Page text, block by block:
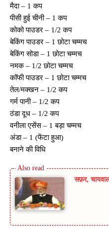
मैदा – 1 कप
पीसी हुई चीनी – 1 कप
कोको पाउडर – 1/2 कप
बेकिंग पाउडर – 1 छोटा चम्मच
बेकिंग सोडा – 1 छोटा चम्मच
नमक – 1/2 छोटा चम्मच
कॉफी पाउडर – 1 छोटा चम्मच
तेल/मक्खन – 1/2 कप
गर्म पानी – 1/2 कप
ठंडा दूध – 1/2 कप
वनीला एसेंस – 1 बड़ा चम्मच
अंडा – 1 (फेंटा हुआ)
बनाने की वि​धि
सफ़र,